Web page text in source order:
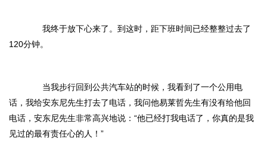
我终于放下心来了。到这时，距下班时间已经整整过去了
120分钟。
当我步行回到公共汽车站的时候，我看到了一个公用电
话，我给安东尼先生打去了电话，我问他易莱哲先生有没有给他回
电话，安东尼先生非常高兴地说：“他已经打我电话了，你真的是我
见过的最有责任心的人！”